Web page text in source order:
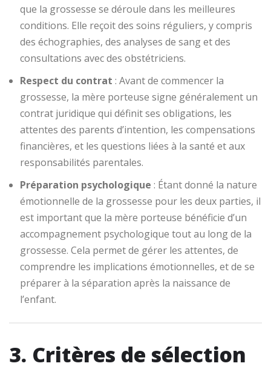
que la grossesse se déroule dans les meilleures
conditions. Elle reçoit des soins réguliers, y compris
des échographies, des analyses de sang et des
consultations avec des obstétriciens.
Respect du contrat : Avant de commencer la
grossesse, la mère porteuse signe généralement un
contrat juridique qui définit ses obligations, les
attentes des parents d’intention, les compensations
financières, et les questions liées à la santé et aux
responsabilités parentales.
Préparation psychologique : Étant donné la nature
émotionnelle de la grossesse pour les deux parties, il
est important que la mère porteuse bénéficie d’un
accompagnement psychologique tout au long de la
grossesse. Cela permet de gérer les attentes, de
comprendre les implications émotionnelles, et de se
préparer à la séparation après la naissance de
l’enfant.
3. Critères de sélection